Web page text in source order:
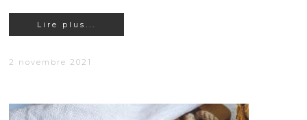
Lire plus...
2 novembre 2021